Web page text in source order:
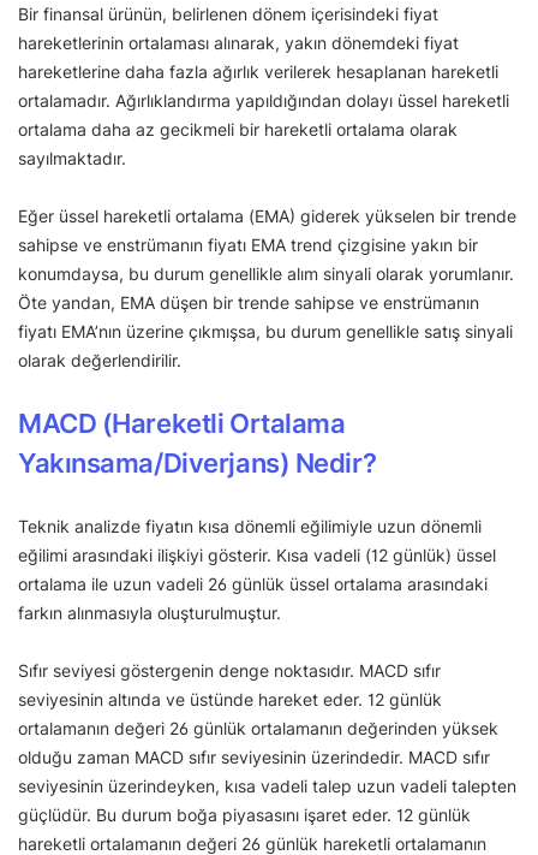
Bir finansal ürünün, belirlenen dönem içerisindeki fiyat
hareketlerinin ortalaması alınarak, yakın dönemdeki fiyat
hareketlerine daha fazla ağırlık verilerek hesaplanan hareketli
ortalamadır. Ağırlıklandırma yapıldığından dolayı üssel hareketli
ortalama daha az gecikmeli bir hareketli ortalama olarak
sayılmaktadır.
Eğer üssel hareketli ortalama (EMA) giderek yükselen bir trende
sahipse ve enstrümanın fiyatı EMA trend çizgisine yakın bir
konumdaysa, bu durum genellikle alım sinyali olarak yorumlanır.
Öte yandan, EMA düşen bir trende sahipse ve enstrümanın
fiyatı EMA’nın üzerine çıkmışsa, bu durum genellikle satış sinyali
olarak değerlendirilir.
MACD (Hareketli Ortalama
Yakınsama/Diverjans) Nedir?
Teknik analizde fiyatın kısa dönemli eğilimiyle uzun dönemli
eğilimi arasındaki ilişkiyi gösterir. Kısa vadeli (12 günlük) üssel
ortalama ile uzun vadeli 26 günlük üssel ortalama arasındaki
farkın alınmasıyla oluşturulmuştur.
Sıfır seviyesi göstergenin denge noktasıdır. MACD sıfır
seviyesinin altında ve üstünde hareket eder. 12 günlük
ortalamanın değeri 26 günlük ortalamanın değerinden yüksek
olduğu zaman MACD sıfır seviyesinin üzerindedir. MACD sıfır
seviyesinin üzerindeyken, kısa vadeli talep uzun vadeli talepten
güçlüdür. Bu durum boğa piyasasını işaret eder. 12 günlük
hareketli ortalamanın değeri 26 günlük hareketli ortalamanın